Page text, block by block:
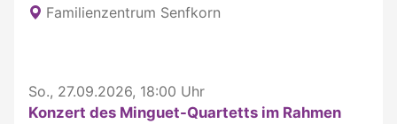
Familienzentrum Senfkorn
So., 27.09.2026, 18:00 Uhr
Konzert des Minguet-Quartetts im Rahmen